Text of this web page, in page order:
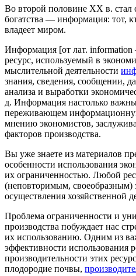
Во второй половине XX в. стал
богатства — информация: тот,
владеет миром.
Информация [от лат.
ресурс, используемый в
мыслительной деятельности
знания, сведения, сообщении,
анализа и выработки
д. Информация настолько
переживающем
мнению экономистов,
факторов производства.
Вы уже знаете из материалов
особенности использования
их ограниченностью. Любой
(неповторимым, своеобразным)
осуществления хозяйственной
Проблема ограниченности и
производства побуждает нас
их использованию. Одним из
эффективности использования
производительности этих
плодородие почвы,